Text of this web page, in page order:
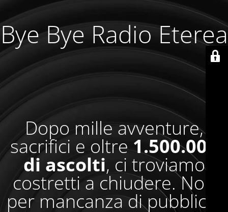
Bye Bye Radio Eterea
Dopo mille avventure,
sacrifici e oltre1.500.000
di ascolti, ci troviamo
costretti a chiudere. Non
per mancanza di pubblico,